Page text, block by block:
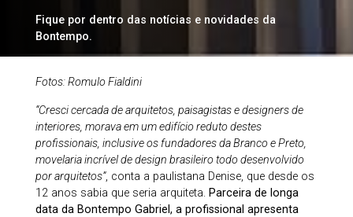
Fique por dentro das notícias e novidades da
Bontempo.
Fotos: Romulo Fialdini
“Cresci cercada de arquitetos, paisagistas e designers de
interiores, morava em um edifício reduto destes
profissionais, inclusive os fundadores da Branco e Preto,
movelaria incrível de design brasileiro todo desenvolvido
por arquitetos”, conta a paulistana Denise, que desde os
12 anos sabia que seria arquiteta. Parceira de longa
data da Bontempo Gabriel, a profissional apresenta